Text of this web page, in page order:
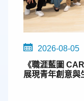
2026-08-05
《職涯藍圖
展現青年創意與